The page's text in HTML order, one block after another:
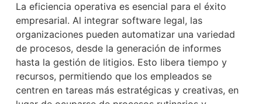
La eficiencia operativa es esencial para el éxito
empresarial. Al integrar software legal, las
organizaciones pueden automatizar una variedad
de procesos, desde la generación de informes
hasta la gestión de litigios. Esto libera tiempo y
recursos, permitiendo que los empleados se
centren en tareas más estratégicas y creativas, en